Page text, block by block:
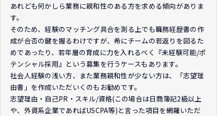
あれども何かしら業務に親和性のある方を求める傾向がありま
す。
そのため、経験のマッチング具合を測る上でも職務経歴書の作
成が合否の鍵を握るわけですが、希にチームの若返りを図るた
めであったり、若年層の育成に力を入れるべく『未経験可能/ポ
テンシャル採用』という募集を行うケースもあります。
社会人経験の浅い方、また業務親和性が少ない方は、「志望理
由書」を作成いただいくのもお勧めです。
志望理由・自己PR・スキル/資格(この場合は日商簿記2級以上
や、外資系企業であればUSCPA等)と言った項目を網羅いただ